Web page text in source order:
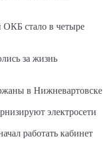
ОКБ стало в четыре
за жизнь
в Нижневартовске
электросети
работать кабинет